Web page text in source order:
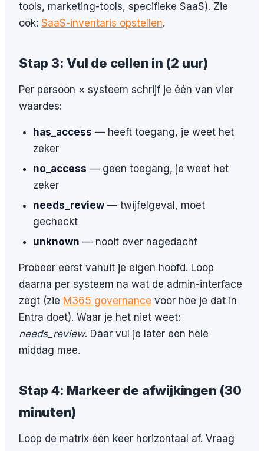
tools, marketing-tools, specifieke SaaS). Zie
ook: SaaS-inventaris opstellen.
Stap 3: Vul de cellen in (2 uur)
Per persoon × systeem schrijf je één van vier
waardes:
has_access — heeft toegang, je weet het
zeker
no_access — geen toegang, je weet het
zeker
needs_review — twijfelgeval, moet
gecheckt
unknown — nooit over nagedacht
Probeer eerst vanuit je eigen hoofd. Loop
daarna per systeem na wat de admin-interface
zegt (zie M365 governance voor hoe je dat in
Entra doet). Waar je het niet weet:
needs_review. Daar vul je later een hele
middag mee.
Stap 4: Markeer de afwijkingen (30
minuten)
Loop de matrix één keer horizontaal af. Vraag